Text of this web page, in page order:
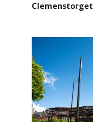
Clemenstorget